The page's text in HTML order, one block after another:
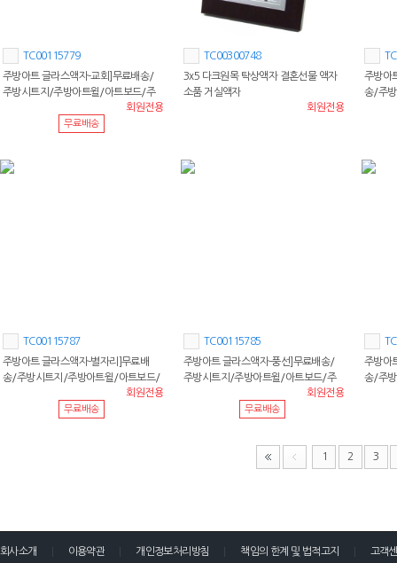
TC00115779
주방아트 글라스액자-교회]무료배송/
주방시트지/주방아트윌/아트보드/주
회원전용
무료배송
TC00300748
3x5 다크원목 탁상액자 결혼선물 액자
소품 거실액자
회원전용
주방아
송/주
TC00115787
주방아트 글라스액자-별자리]무료배
송/주방시트지/주방아트윌/아트보드/
회원전용
무료배송
TC00115785
주방아트 글라스액자-풍선]무료배송/
주방시트지/주방아트윌/아트보드/주
회원전용
무료배송
주방아
송/주
1 2 3
회사소개 이용약관 개인정보처리방침 책임의 한계 및 법적고지 고객